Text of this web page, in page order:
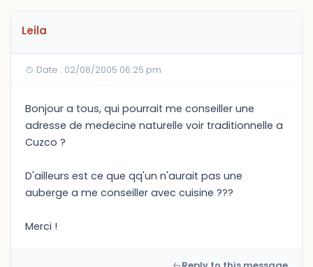
Leila
Date : 02/08/2005 06:25 pm
Bonjour a tous, qui pourrait me conseiller une
adresse de medecine naturelle voir traditionnelle a
Cuzco ?
D'ailleurs est ce que qq'un n'aurait pas une
auberge a me conseiller avec cuisine ???
Merci !